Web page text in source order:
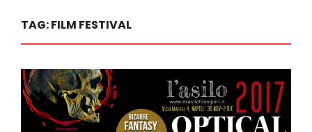
TAG:FILM FESTIVAL